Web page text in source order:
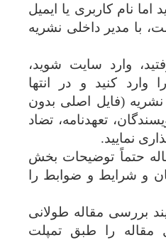
اما نام کاربری یا ایمیل
با مدیر داخلی نشریه
وارد سایت شوید،
وارد کنید و در انتها
(فایل اصلی بدون
تعهدنامه، تضاد
نمایید.
حتماً توضیحات بخش
و شرایط و ضوابط را
بررسی مقاله طولانی
مقاله را طبق تمپلت